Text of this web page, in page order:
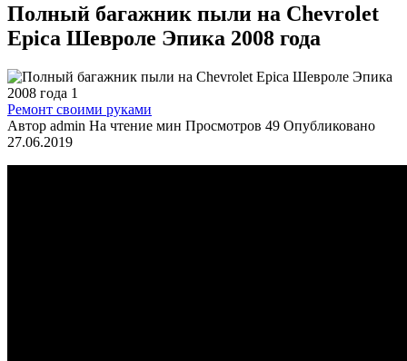
Полный багажник пыли на Chevrolet
Epica Шевроле Эпика 2008 года
Ремонт своими руками
Автор admin На чтение мин Просмотров 49 Опубликовано
27.06.2019